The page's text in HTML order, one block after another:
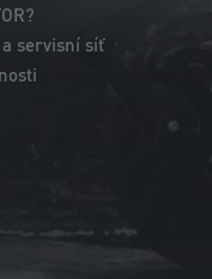
servisní síť